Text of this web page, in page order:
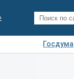
Госдума